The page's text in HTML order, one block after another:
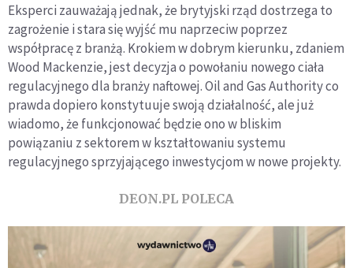
Eksperci zauważają jednak, że brytyjski rząd dostrzega to
zagrożenie i stara się wyjść mu naprzeciw poprzez
współpracę z branżą. Krokiem w dobrym kierunku, zdaniem
Wood Mackenzie, jest decyzja o powołaniu nowego ciała
regulacyjnego dla branży naftowej. Oil and Gas Authority co
prawda dopiero konstytuuje swoją działalność, ale już
wiadomo, że funkcjonować będzie ono w bliskim
powiązaniu z sektorem w kształtowaniu systemu
regulacyjnego sprzyjającego inwestycjom w nowe projekty.
DEON.PL POLECA